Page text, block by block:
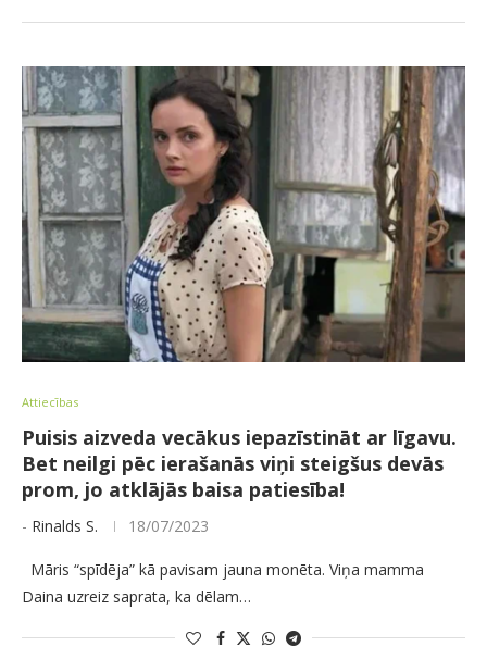
Attiecības
Puisis aizveda vecākus iepazīstināt ar līgavu.
Bet neilgi pēc ierašanās viņi steigšus devās
prom, jo atklājās baisa patiesība!
- Rinalds S. 18/07/2023
Māris “spīdēja” kā pavisam jauna monēta. Viņa mamma
Daina uzreiz saprata, ka dēlam…